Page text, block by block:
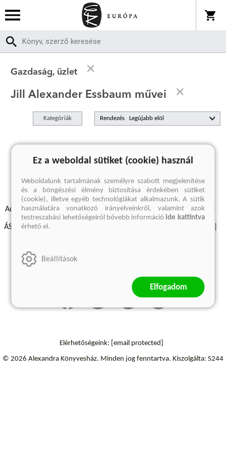
Gazdaság, üzlet
Jill Alexander Essbaum művei
Kategóriák Rendezés
A keresett kifejezésre nincs találat
Adatvédelmi szabályzatok Elállási felmondási nyilatkozat
ÁSZF - Vásárlási feltételek
Elérhetőségeink: [email protected]
© 2026 Alexandra Könyvesház. Minden jog fenntartva. Kiszolgálta: S244
Ez a weboldal sütiket (cookie) használ
Weboldalunk tartalmának személyre szabott megjelenítése
és a böngészési élmény biztosítása érdekében sütiket
(cookie), illetve egyéb technológiákat alkalmazunk. A sütik
használatára vonatkozó irányelveinkről, valamint azok
testreszabási lehetőségeiről bővebb információide kattintva
érhető el.
Beállítások
Elfogadom